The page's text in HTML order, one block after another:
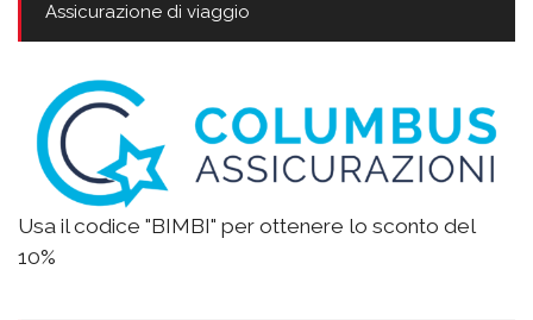
Assicurazione di viaggio
Usa il codice "BIMBI" per ottenere lo sconto del
10%